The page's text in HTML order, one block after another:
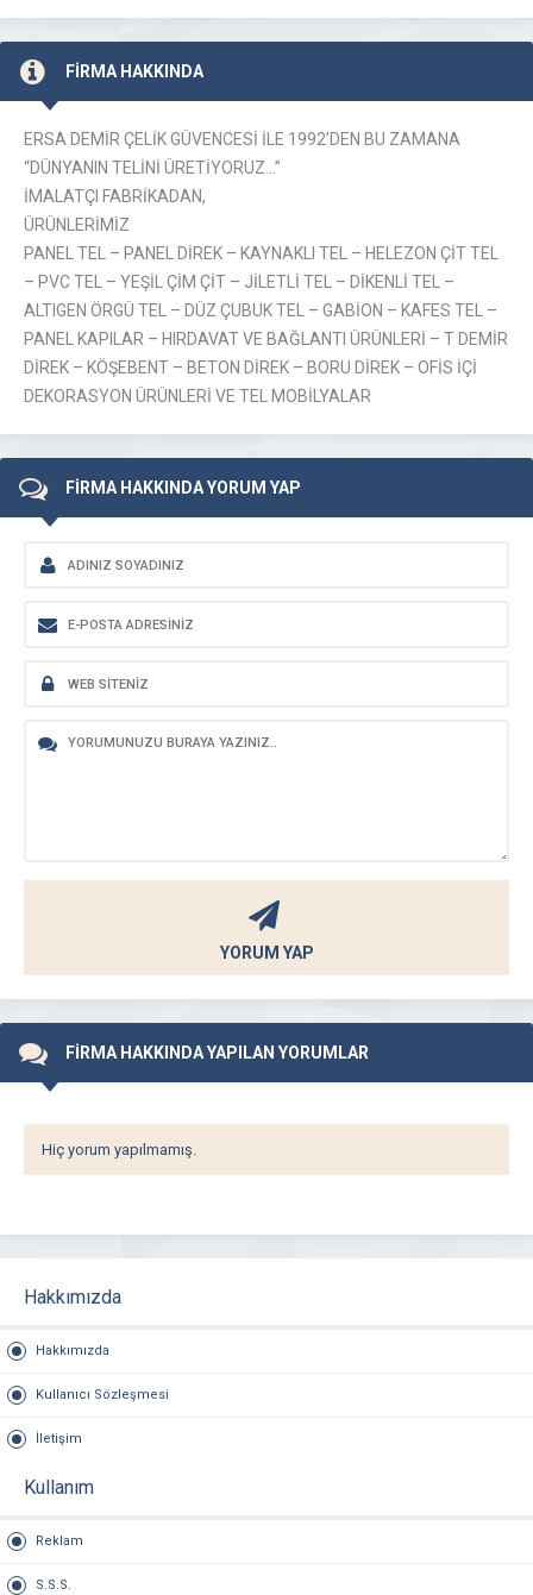
FİRMA HAKKINDA
ERSA DEMİR ÇELİK GÜVENCESİ İLE 1992’DEN BU ZAMANA
“DÜNYANIN TELİNİ ÜRETİYORUZ…”
İMALATÇI FABRİKADAN,
ÜRÜNLERİMİZ
PANEL TEL – PANEL DİREK – KAYNAKLI TEL – HELEZON ÇİT TEL
– PVC TEL – YEŞİL ÇİM ÇİT – JİLETLİ TEL – DİKENLİ TEL –
ALTIGEN ÖRGÜ TEL – DÜZ ÇUBUK TEL – GABİON – KAFES TEL –
PANEL KAPILAR – HIRDAVAT VE BAĞLANTI ÜRÜNLERİ – T DEMİR
DİREK – KÖŞEBENT – BETON DİREK – BORU DİREK – OFİS İÇİ
DEKORASYON ÜRÜNLERİ VE TEL MOBİLYALAR
FİRMA HAKKINDA YORUM YAP
YORUM YAP
FİRMA HAKKINDA YAPILAN YORUMLAR
Hiç yorum yapılmamış.
Hakkımızda
Hakkımızda
Kullanıcı Sözleşmesi
İletişim
Kullanım
Reklam
S.S.S.